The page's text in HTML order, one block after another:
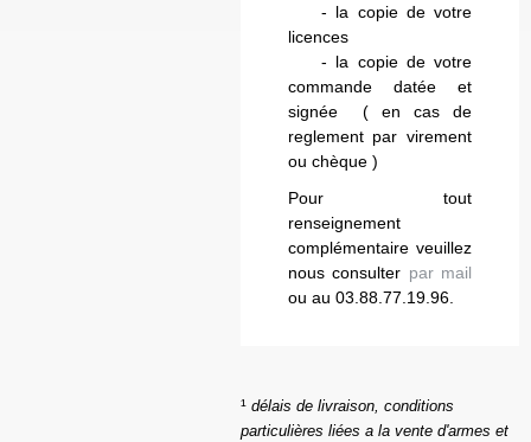
- la copie de votre
licences
- la copie de votre
commande datée et
signée ( en cas de
reglement par virement
ou chèque )
Pour tout
renseignement
complémentaire veuillez
nous consulter par mail
ou au 03.88.77.19.96.
¹ délais de livraison, conditions
particulières liées a la vente d'armes et